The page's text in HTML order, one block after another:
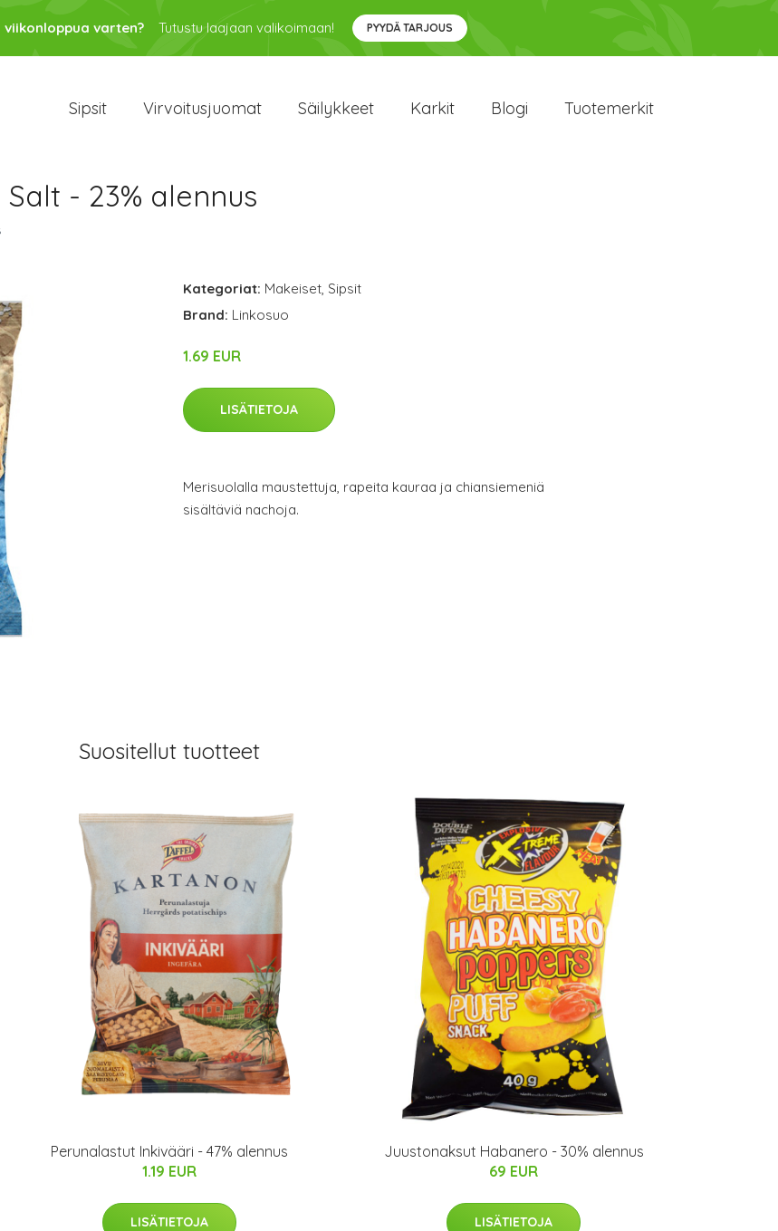
varten? Tutustu laajaan valikoimaan! PYYDÄ TARJOUS
Sipsit Virvoitusjuomat Säilykkeet Karkit Blogi Tuotemerkit
- 23% alennus
Kategoriat: Makeiset, Sipsit
Brand: Linkosuo
1.69 EUR
LISÄTIETOJA
Merisuolalla maustettuja, rapeita kauraa ja chiansiemeniä
sisältäviä nachoja.
Suositellut tuotteet
Perunalastut Inkivääri - 47% alennus
1.19 EUR
LISÄTIETOJA
Juustonaksut Habanero - 30% alennus
69 EUR
LISÄTIETOJA